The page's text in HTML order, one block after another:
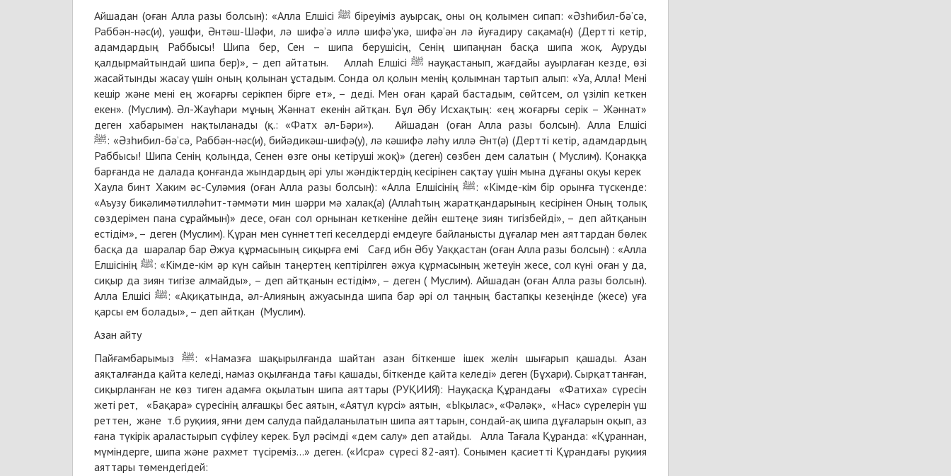
Айшадан (оған Алла разы болсын): «Алла Елшісі ﷺ біреуіміз ауырсақ, оны оң қолымен сипап: «Әзһибил-бә’сә,
Раббән-нәс(и), уәшфи, Әнтәш-Шәфи, лә шифә’ә иллә шифә’укә, шифә’ән лә йуғадиру сақама(н) (Дертті кетір,
адамдардың Раббысы! Шипа бер, Сен – шипа берушісің, Сенің шипаңнан басқа шипа жоқ. Ауруды
қалдырмайтындай шипа бер)», – деп айтатын. Аллаһ Елшісі ﷺ науқастанып, жағдайы ауырлаған кезде, өзі
жасайтынды жасау үшін оның қолынан ұстадым. Сонда ол қолын менің қолымнан тартып алып: «Уа, Алла! Мені
кешір және мені ең жоғарғы серікпен бірге ет», – деді. Мен оған қарай бастадым, сөйтсем, ол үзіліп кеткен
екен». (Муслим). Әл-Жауһари мұның Жәннат екенін айтқан. Бұл Әбу Исхақтың: «ең жоғарғы серік – Жәннат»
деген хабарымен нақтыланады (қ.: «Фатх әл-Бәри»). Айшадан (оған Алла разы болсын). Алла Елшісі
ﷺ: «Әзһибил-бә’сә, Раббән-нәс(и), бийәдикәш-шифә(у), лә кәшифә ләһу иллә Әнт(ә) (Дертті кетір, адамдардың
Раббысы! Шипа Сенің қолыңда, Сенен өзге оны кетіруші жоқ)» (деген) сөзбен дем салатын ( Муслим). Қонаққа
барғанда не далада қонғанда жындардың әрі улы жәндіктердің кесірінен сақтау үшін мына дұғаны оқуы керек
Хаула бинт Хаким әс-Суләмия (оған Алла разы болсын): «Алла Елшісінің ﷺ: «Кімде-кім бір орынға түскенде:
«Аъузу бикәлимәтилләһит-тәммәти мин шәрри мә халақ(а) (Аллаһтың жаратқандарының кесірінен Оның толық
сөздерімен пана сұраймын)» десе, оған сол орнынан кеткеніне дейін ештеңе зиян тигізбейді», – деп айтқанын
естідім», – деген (Муслим). Құран мен сүннеттегі кеселдерді емдеуге байланысты дұғалар мен аяттардан бөлек
басқа да шаралар бар Әжуа құрмасының сиқырға емі Сағд ибн Әбу Уаққастан (оған Алла разы болсын) : «Алла
Елшісінің ﷺ: «Кімде-кім әр күн сайын таңертең кептірілген әжуа құрмасының жетеуін жесе, сол күні оған у да,
сиқыр да зиян тигізе алмайды», – деп айтқанын естідім», – деген ( Муслим). Айшадан (оған Алла разы болсын).
Алла Елшісі ﷺ: «Ақиқатында, әл-Алияның ажуасында шипа бар әрі ол таңның бастапқы кезеңінде (жесе) уға
қарсы ем болады», – деп айтқан (Муслим).
Азан айту
Пайғамбарымыз ﷺ: «Намазға шақырылғанда шайтан азан біткенше ішек желін шығарып қашады. Азан
аяқталғанда қайта келеді, намаз оқылғанда тағы қашады, біткенде қайта келеді» деген (Бұхари). Сырқаттанған,
сиқырланған не көз тиген адамға оқылатын шипа аяттары (РУҚИИЯ): Науқасқа Құрандағы «Фатиха» сүресін
жеті рет, «Бақара» сүресінің алғашқы бес аятын, «Аятүл күрсі» аятын, «Ықылас», «Фәләқ», «Нас» сүрелерін үш
реттен, және т.б руқиия, яғни дем салуда пайдаланылатын шипа аяттарын, сондай-ақ шипа дұғаларын оқып, аз
ғана түкірік араластырып сүфілеу керек. Бұл рәсімді «дем салу» деп атайды. Алла Тағала Құранда: «Құраннан,
мүміндерге, шипа және рахмет түсіреміз…» деген. («Исра» сүресі 82-аят). Сонымен қасиетті Құрандағы руқиия
аяттары төмендегідей: